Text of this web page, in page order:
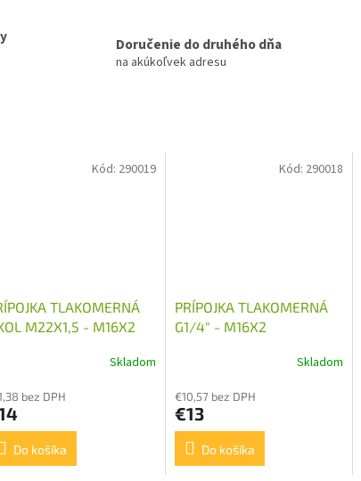
Doručenie do druhého dňa
na akúkoľvek adresu
TLAKOMERNÁ
M22X1,5 - M16X2
Skladom
bez DPH
Do košíka
Kód: 290019
PRÍPOJKA TLAKOMERNÁ
G1/4" - M16X2
Skladom
€10,57 bez DPH
€13
Do košíka
Kód: 290018